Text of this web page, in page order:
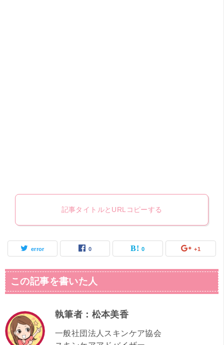
記事タイトルとURLコピーする
error 0 0 +1
この記事を書いた人
執筆者：松本美香
一般社団法人スキンケア協会